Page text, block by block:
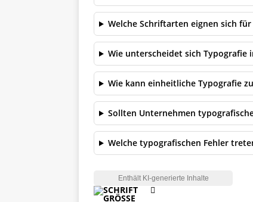
Welche Schriftarten eignen sich
Wie unterscheidet sich Typografie
Wie kann einheitliche Typografie
Sollten Unternehmen
Welche typografischen Fehler